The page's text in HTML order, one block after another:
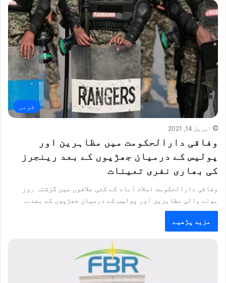
قومی
اپریل 14, 2021
وفاقی دارالحکومت میں مظاہرین اور
پولیس کے درمیان جھڑپوں کے بعد رینجرز
کی بھاری نفری تعینات
وفاقی دارالحکومت اسلام آباد کے کئی علاقوں میں گزشتہ روز
ہونے والی مظاہرین اور پولیس کے درمیان جھڑپوں کے بعد…
مزید پڑھیے